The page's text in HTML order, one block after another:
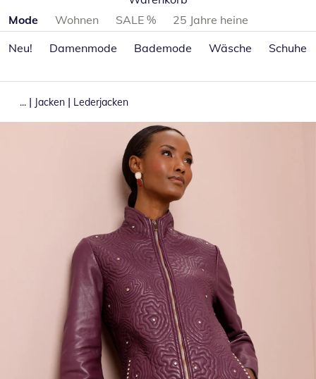
Produktkategorien überspringen
Mode Wohnen SALE %
25 Jahre heine
Neu!
Damenmode Bademode Wäsche Schuhe
... | Jacken | Lederjacken